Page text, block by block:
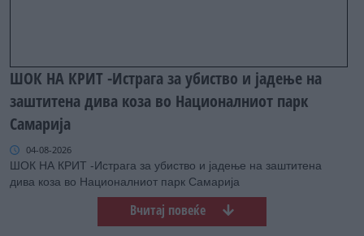
ШОК НА КРИТ -Истрага за убиство и јадење на
заштитена дива коза во Националниот парк
Самарија
04-08-2026
ШОК НА КРИТ -Истрага за убиство и јадење на заштитена
дива коза во Националниот парк Самарија
Вчитај повеќе